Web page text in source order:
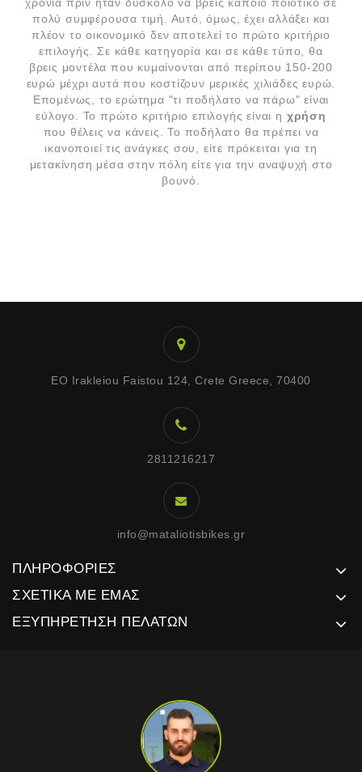
πολύ συμφέρουσα τιμή. Αυτό, όμως, έχει αλλάξει και
πλέον το οικονομικό δεν αποτελεί το πρώτο κριτήριο
επιλογής. Σε κάθε κατηγορία και σε κάθε τύπο, θα
βρεις μοντέλα που κυμαίνονται από περίπου 150-200
ευρώ μέχρι αυτά που κοστίζουν μερικές χιλιάδες ευρώ.
Επομένως, το ερώτημα "τι ποδήλατο να πάρω" είναι
εύλογο. Το πρώτο κριτήριο επιλογής είναι η χρήση
που θέλεις να κάνεις. Το ποδήλατο θα πρέπει να
ικανοποιεί τις ανάγκες σου, είτε πρόκειται για τη
μετακίνηση μέσα στην πόλη είτε για την αναψυχή στο
βουνό.
EO Irakleiou Faistou 124, Crete Greece, 70400
2811216217
info@mataliotisbikes.gr
ΠΛΗΡΟΦΟΡΊΕΣ
ΣΧΕΤΙΚΆ ΜΕ ΕΜΆΣ
ΕΞΥΠΗΡΈΤΗΣΗ ΠΕΛΑΤΏΝ